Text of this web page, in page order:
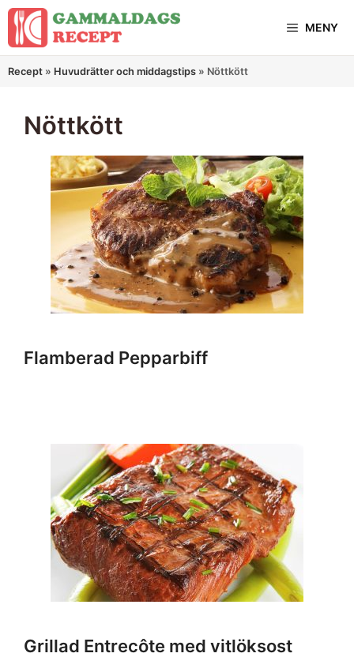
Hoppa
innehåll
MENY
Recept » Huvudrätter och middagstips » Nöttkött
Nöttkött
Flamberad Pepparbiff
Grillad Entrecôte med vitlöksost